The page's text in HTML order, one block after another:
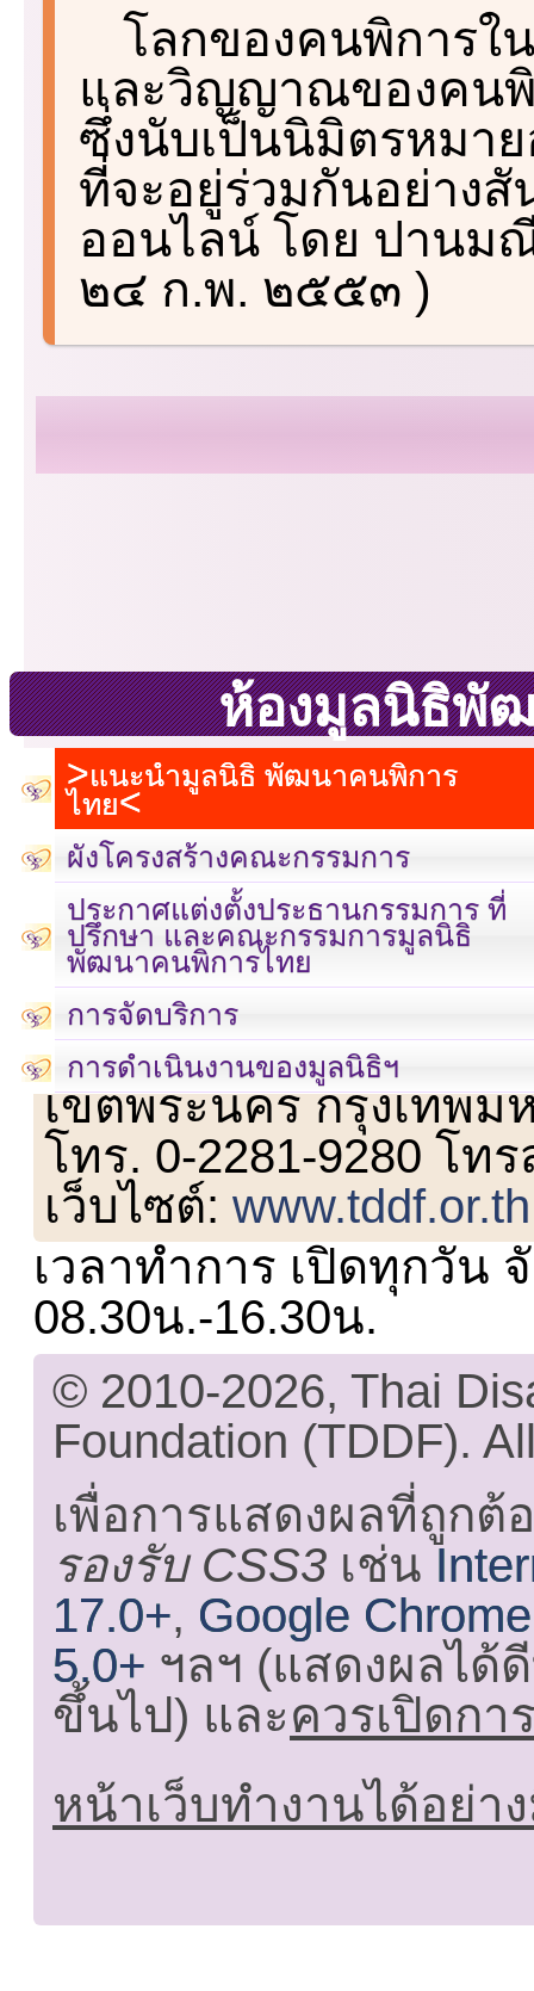
โลกของคนพิการใ
และวิญญาณของคน
ซึ่งนับเป็นนิมิตรหมา
ที่จะอยู่ร่วมกันอย่าง
ออนไลน์ โดย ปาน
๒๔ ก.พ. ๒๕๕๓ )
ห้องมูลนิธิพั
แนะนำมูลนิธิ พัฒนาคนพิการ
ไทย
ผังโครงสร้างคณะกรรมการ
ประกาศแต่งตั้งประธานกรรมการ ที่
ปรึกษา และคณะกรรมการมูลนิธิ
พัฒนาคนพิการไทย
การจัดบริการ
การดำเนินงานของมูลนิธิฯ
เลขที่ 23 ชั้น 2 ถนนวิ
เขตพระนคร กรุงเทพม
โทร. 0-2281-9280 โท
เว็บไซต์:www.tddf.or.th
เวลาทำการ เปิดทุกวัน
08.30น.-16.30น.
© 2010-2026, Thai
Foundation (TDDF).
เพื่อการแสดงผลที่ถูกต้
รองรับ CSS3 เช่น
17.0+, Google
5.0+ ฯลฯ (แสดงผลได้
ขึ้นไป) และควรเปิดกา
หน้าเว็บทำงานได้อย่า